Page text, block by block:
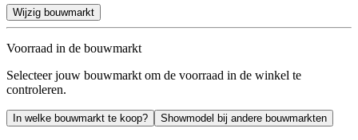
Wijzig bouwmarkt
Voorraad in de bouwmarkt
Selecteer jouw bouwmarkt om de voorraad in de winkel te
controleren.
In welke bouwmarkt te koop? Showmodel bij andere bouwmarkten